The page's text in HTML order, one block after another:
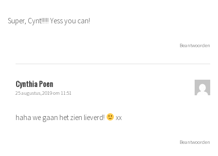
Super, Cynt!!!!! Yess you can!
Beantwoorden
Cynthia Poen
25 augustus, 2019 om 11:51
haha we gaan het zien lieverd! xx
Beantwoorden